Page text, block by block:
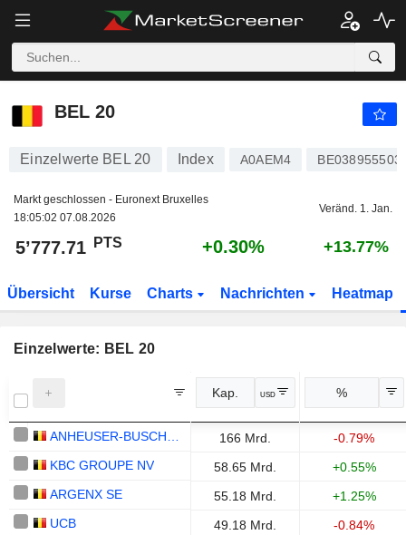
BEL 20
BEL 20
Einzelwerte BEL 20 Index A0AEM4
Markt geschlossen - Euronext Bruxelles
18:05:02 07.08.2026
Veränd. 1. Jan.
5’777.71 PTS +0.30% +13.77%
Übersicht Kurse Charts Nachrichten Heatmap
Einzelwerte: BEL 20
Kap. USD %
166 Mrd.
-0.79%
KBC GROUPE NV
58.65 Mrd.
+0.55%
ARGENX SE
55.18 Mrd.
+1.25%
UCB
49.18 Mrd.
-0.84%